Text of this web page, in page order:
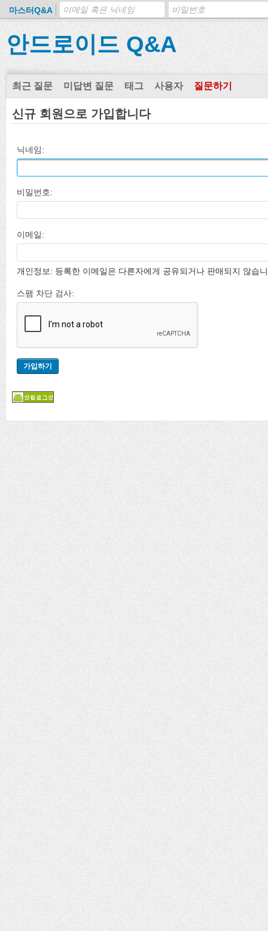
마스터Q&A
안드로이드 Q&A
최근 질문 미답변 질문 태그 사용자 질문하기
신규 회원으로 가입합니다
닉네임:
비밀번호:
이메일:
개인정보: 등록한 이메일은 다른자에게 공유되거나 판매되지 않습
스팸 차단 검사: